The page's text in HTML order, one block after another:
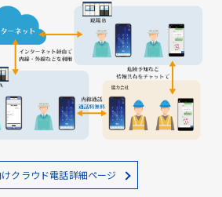
クラウド電話詳細ページ